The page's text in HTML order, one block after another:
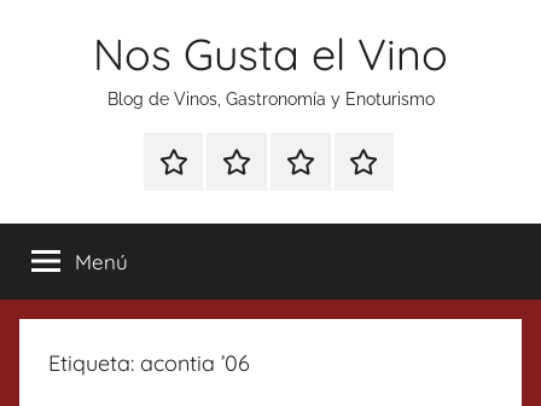
Nos Gusta el Vino
Blog de Vinos, Gastronomía y Enoturismo
Especial
Tonics
Enoturismo
Gastronomía
RankingContacto
Menú
Etiqueta: acontia ’06